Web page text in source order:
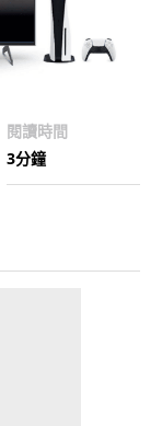
閱讀時間
3分鐘